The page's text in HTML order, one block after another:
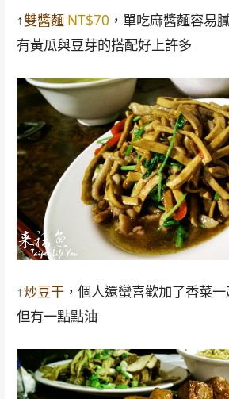
↑雙醬麵 NT$70 ，單吃麻醬麵容易
有黃瓜與豆芽的搭配好上許多
↑炒豆干，個人還蠻喜歡加了香菜
但有一點點油